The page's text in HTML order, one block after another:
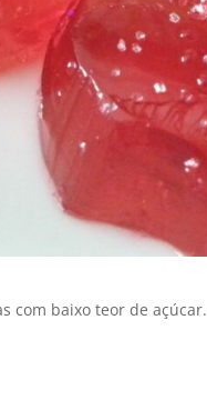
com baixo teor de açúcar.